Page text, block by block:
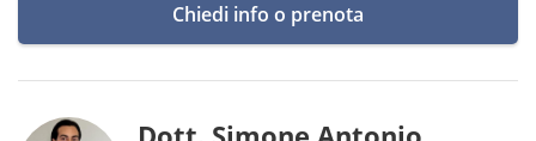
Chiedi info o prenota